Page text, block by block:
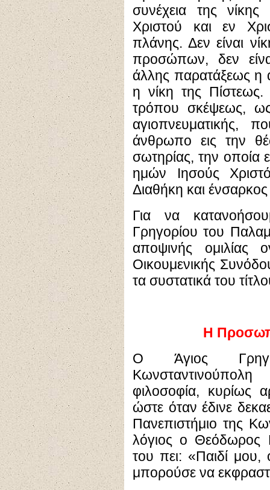
συνέχεια της
Χριστού και εν
πλάνης. Δεν είναι
προσώπων, δεν
άλλης παρατάξεως η
η νίκη της
τρόπου σκέψεως,
αγιοπνευματικής,
άνθρωπο εις την
σωτηρίας, την οποία
ημών Ιησούς
Διαθήκη και
Για να
Γρηγορίου του
αποψινής ομιλίας
Οικουμενικής
τα συστατικά του
Η
Ο Άγιος
φιλοσοφία, κυρίως
ώστε όταν έδινε
Πανεπιστήμιο της
λόγιος ο Θεόδωρος
του πει: «Παιδί μου,
μπορούσε να